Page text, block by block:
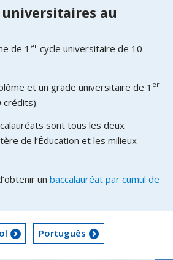
universitaires au
de 1 er cycle universitaire de 10
et un grade universitaire de 1 er
crédits).
sont tous les deux
de l’Éducation et les milieux
un baccalauréat par cumul de
Português